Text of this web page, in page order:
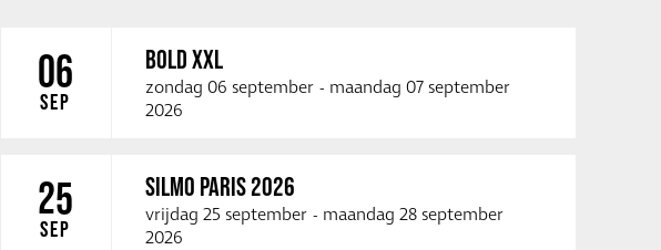
06
SEP
BOLD XXL
zondag 06 september - maandag 07 september
2026
25
SEP
SILMO PARIS 2026
vrijdag 25 september - maandag 28 september
2026